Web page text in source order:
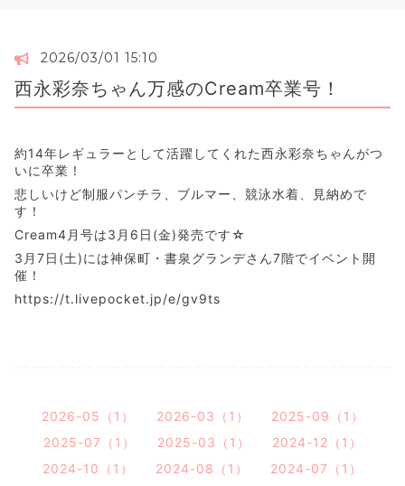
2026/03/01 15:10
西永彩奈ちゃん万感のCream卒業号！
約14年レギュラーとして活躍してくれた西永彩奈ちゃんがつ
いに卒業！
悲しいけど制服パンチラ、ブルマー、競泳水着、見納めで
す！
Cream4月号は3月6日(金)発売です☆
3月7日(土)には神保町・書泉グランデさん7階でイベント開
催！
https://t.livepocket.jp/e/gv9ts
2026-05（1） 2026-03（1）
2025-09（1）
2025-07（1）
2025-03（1）
2024-12（1）
2024-10（1）
2024-08（1）
2024-07（1）